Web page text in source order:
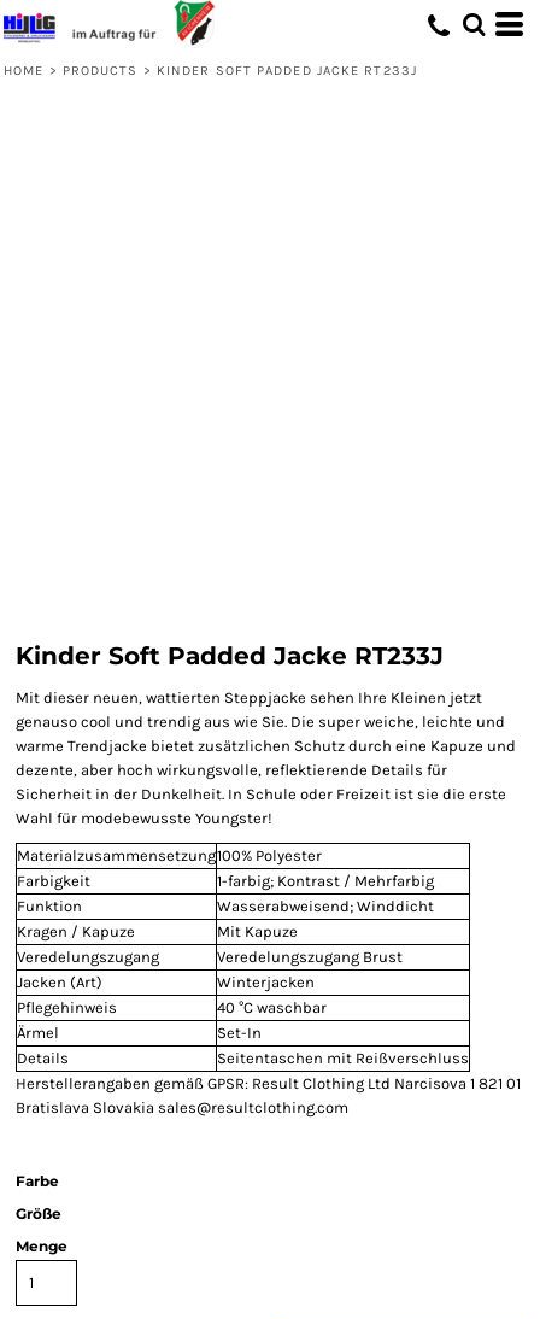
HOME > PRODUCTS > KINDER SOFT PADDED JACKE RT233J
Kinder Soft Padded Jacke RT233J
Mit dieser neuen, wattierten Steppjacke sehen Ihre Kleinen jetzt
genauso cool und trendig aus wie Sie. Die super weiche, leichte und
warme Trendjacke bietet zusätzlichen Schutz durch eine Kapuze und
dezente, aber hoch wirkungsvolle, reflektierende Details für
Sicherheit in der Dunkelheit. In Schule oder Freizeit ist sie die erste
Wahl für modebewusste Youngster!
Materialzusammensetzung100% Polyester
Farbigkeit
1-farbig; Kontrast / Mehrfarbig
Funktion
Wasserabweisend; Winddicht
Kragen / Kapuze
Mit Kapuze
Veredelungszugang
Veredelungszugang Brust
Jacken (Art)
Winterjacken
Pflegehinweis
40 °C waschbar
Ärmel
Set-In
Details
Seitentaschen mit Reißverschluss
Herstellerangaben gemäß GPSR: Result Clothing Ltd Narcisova 1 821 01
Bratislava Slovakia sales@resultclothing.com
Farbe
Größe
Menge